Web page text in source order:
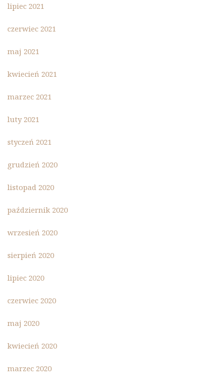
lipiec 2021
czerwiec 2021
maj 2021
kwiecień 2021
marzec 2021
luty 2021
styczeń 2021
grudzień 2020
listopad 2020
październik 2020
wrzesień 2020
sierpień 2020
lipiec 2020
czerwiec 2020
maj 2020
kwiecień 2020
marzec 2020